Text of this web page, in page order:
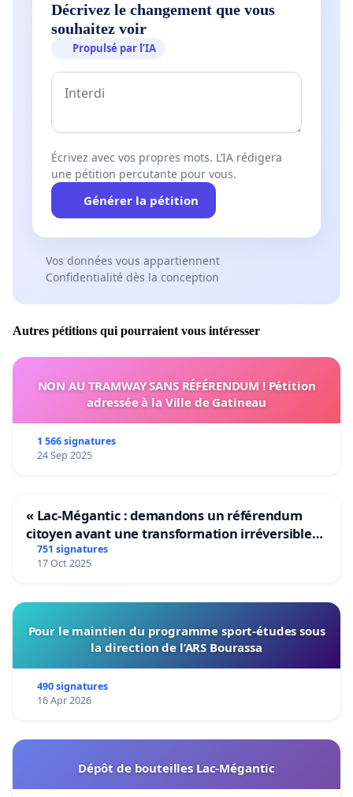
Décrivez le changement que vous
souhaitez voir
Propulsé par l’IA
Écrivez avec vos propres mots. L’IA rédigera
une pétition percutante pour vous.
Générer la pétition
Vos données vous appartiennent
Confidentialité dès la conception
Autres pétitions qui pourraient vous intéresser
NON AU TRAMWAY SANS RÉFÉRENDUM ! Pétition
adressée à la Ville de Gatineau
1 566 signatures
24 Sep 2025
« Lac-Mégantic : demandons un référendum
citoyen avant une transformation irréversible
de notre territoire »
751 signatures
17 Oct 2025
Pour le maintien du programme sport-études sous
la direction de l’ARS Bourassa
490 signatures
16 Apr 2026
Dépôt de bouteilles Lac-Mégantic